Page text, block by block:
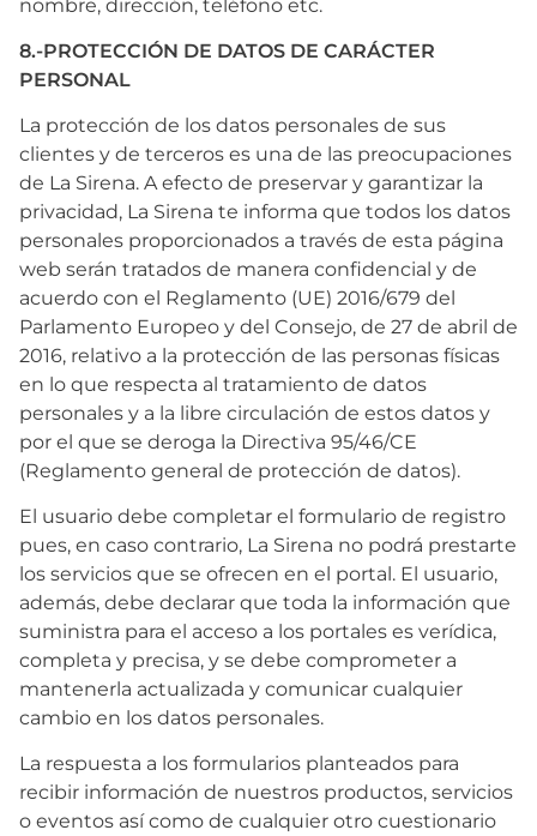
nombre, dirección, teléfono etc.
8.-PROTECCIÓN DE DATOS DE CARÁCTER
PERSONAL
La protección de los datos personales de sus
clientes y de terceros es una de las preocupaciones
de La Sirena. A efecto de preservar y garantizar la
privacidad, La Sirena te informa que todos los datos
personales proporcionados a través de esta página
web serán tratados de manera confidencial y de
acuerdo con el Reglamento (UE) 2016/679 del
Parlamento Europeo y del Consejo, de 27 de abril de
2016, relativo a la protección de las personas físicas
en lo que respecta al tratamiento de datos
personales y a la libre circulación de estos datos y
por el que se deroga la Directiva 95/46/CE
(Reglamento general de protección de datos).
El usuario debe completar el formulario de registro
pues, en caso contrario, La Sirena no podrá prestarte
los servicios que se ofrecen en el portal. El usuario,
además, debe declarar que toda la información que
suministra para el acceso a los portales es verídica,
completa y precisa, y se debe comprometer a
mantenerla actualizada y comunicar cualquier
cambio en los datos personales.
La respuesta a los formularios planteados para
recibir información de nuestros productos, servicios
o eventos así como de cualquier otro cuestionario